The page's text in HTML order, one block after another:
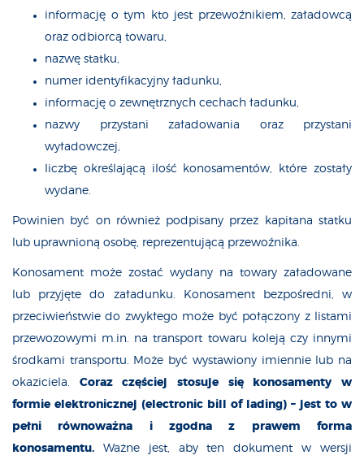
informację o tym kto jest przewoźnikiem, załadowcą
oraz odbiorcą towaru,
nazwę statku,
numer identyfikacyjny ładunku,
informację o zewnętrznych cechach ładunku,
nazwy przystani załadowania oraz przystani
wyładowczej,
liczbę określającą ilość konosamentów, które zostały
wydane.
Powinien być on również podpisany przez kapitana statku
lub uprawnioną osobę, reprezentującą przewoźnika.
Konosament może zostać wydany na towary załadowane
lub przyjęte do załadunku. Konosament bezpośredni, w
przeciwieństwie do zwykłego może być połączony z listami
przewozowymi m.in. na transport towaru koleją czy innymi
środkami transportu. Może być wystawiony imiennie lub na
okaziciela. Coraz częściej stosuje się konosamenty w
formie elektronicznej (electronic bill of lading) – jest to w
pełni równoważna i zgodna z prawem forma
konosamentu. Ważne jest, aby ten dokument w wersji